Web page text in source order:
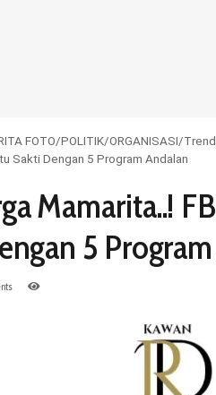
FOTO/POLITIK/ORGANISASI/Trend
Sakti Dengan 5 Program Andalan
Mamarita..!
5